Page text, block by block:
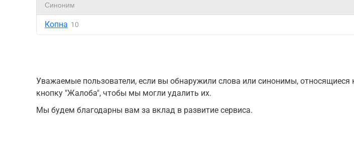
Синоним
Копна 10
Уважаемые пользователи, если вы обнаружили слова или синонимы, относящиеся
кнопку "Жалоба", чтобы мы могли удалить их.
Мы будем благодарны вам за вклад в развитие сервиса.